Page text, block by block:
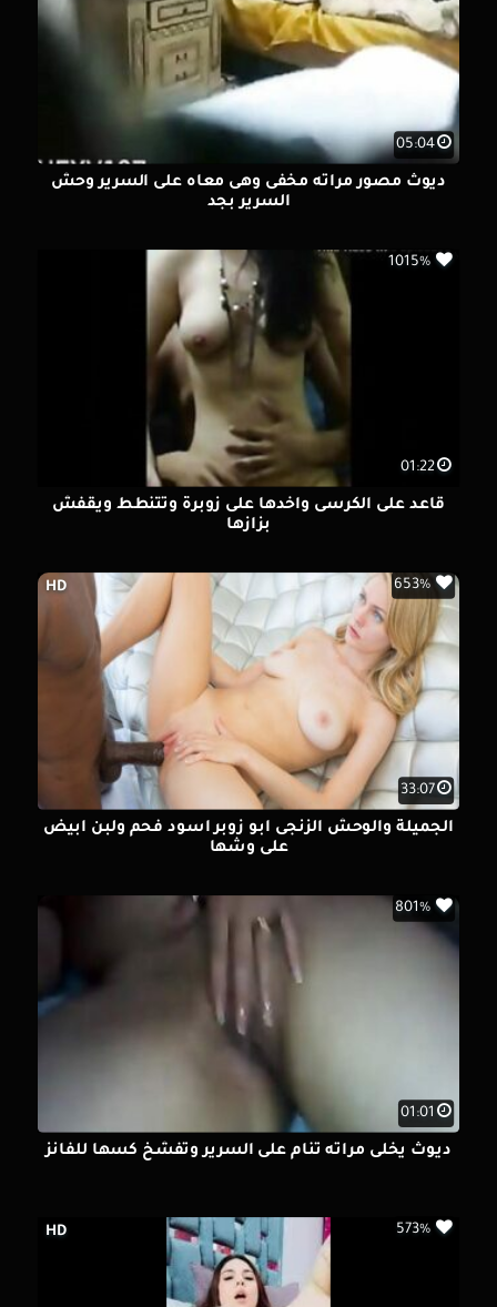
05:04
ديوث مصور مراته مخفى وهى معاه على السرير وحش
السرير بجد
01:22
1015%
قاعد على الكرسى واخدها على زوبرة وتتنطط ويقفش
بزازها
33:07
HD 653%
الجميلة والوحش الزنجى ابو زوبر اسود فحم ولبن ابيض
على وشها
01:01
801%
ديوث يخلى مراته تنام على السرير وتفشخ كسها للفانز
HD 573%